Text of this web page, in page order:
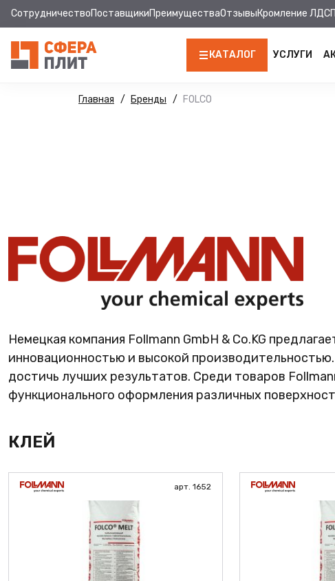
СотрудничествоПоставщикиПреимуществаОтзывыКромление ЛДСП
КАТАЛОГ
ЛДСП
ДВПО
ФУРНИТУРА
ПРОФИЛЬ АЛЮМИНИЕВЫЙ
КЛЕЙ
УСЛУГИ
Главная Бренды FOLCO
Немецкая компания Follmann GmbH & Co.KG
инновационностью и высокой
достичь лучших результатов. Среди товаров
функционального оформления различных
КЛЕЙ
арт. 1652